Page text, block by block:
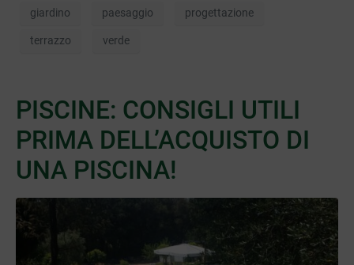
giardino paesaggio progettazione
terrazzo verde
PISCINE: CONSIGLI UTILI
PRIMA DELL’ACQUISTO DI
UNA PISCINA!